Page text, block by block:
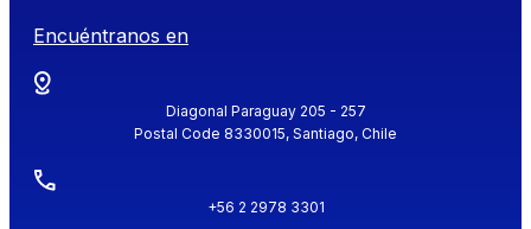
Encuéntranos en
Diagonal Paraguay 205 - 257
Postal Code 8330015, Santiago, Chile
+56 2 2978 3301